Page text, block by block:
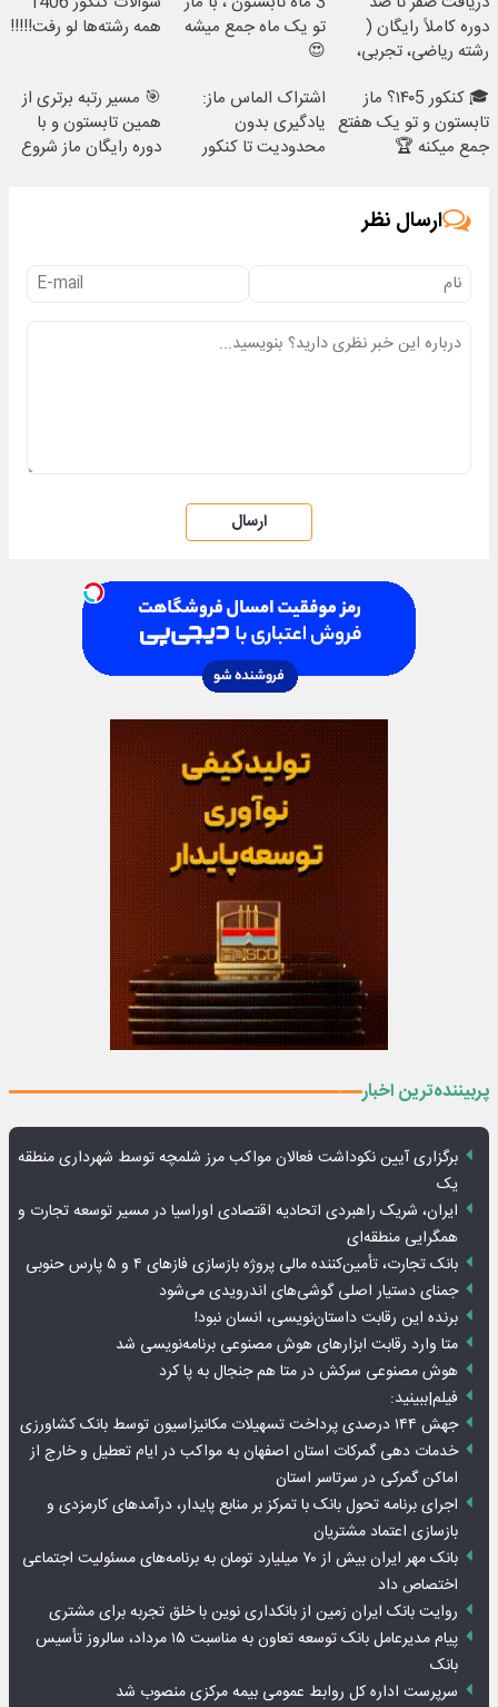
دوره کاملاً رایگان (
رشته ریاضی، تجربی،
تو یک ماه جمع میشه
😍
همه رشته‌ها لو رفت!!!!!
🎓 کنکور ۱۴۰5؟ ماز
تابستون و تو یک هفتع
جمع میکنه 🏆
اشتراک الماس ماز:
یادگیری بدون
محدودیت تا کنکور
🎯 مسیر رتبه برتری از
همین تابستون و با
دوره رایگان ماز شروع
ارسال نظر
ارسال
پربیننده‌ترین اخبار
برگزاری آیین نکوداشت فعالان مواکب مرز شلمچه توسط شهرداری منطقه
یک
ایران، شریک راهبردی اتحادیه اقتصادی اوراسیا در مسیر توسعه تجارت و
همگرایی منطقه‌ای
بانک تجارت، تأمین‌کننده مالی پروژه بازسازی فازهای ۴ و ۵ پارس حنوبی
جمنای دستیار اصلی گوشی‌های اندرویدی می‌شود
برنده این رقابت داستان‌نویسی، انسان نبود!
متا وارد رقابت ابزارهای هوش مصنوعی برنامه‌نویسی شد
هوش مصنوعی سرکش در متا هم جنجال به پا کرد
فیلم|ببینید:
جهش ۱۴۴ درصدی پرداخت تسهیلات مکانیزاسیون توسط بانک کشاورزی
خدمات دهی گمرکات استان اصفهان به مواکب در ایام تعطیل و خارج از
اماکن گمرکی در سرتاسر استان
اجرای برنامه تحول بانک با تمرکز بر منابع پایدار، درآمدهای کارمزدی و
بازسازی اعتماد مشتریان
بانک مهر ایران بیش از ۷۰ میلیارد تومان به برنامه‌های مسئولیت اجتماعی
اختصاص داد
روایت بانک ایران زمین از بانکداری نوین با خلق تجربه برای مشتری
پیام مدیرعامل بانک توسعه تعاون به مناسبت ۱۵ مرداد، سالروز تأسیس
بانک
سرپرست اداره کل روابط عمومی بیمه مرکزی منصوب شد